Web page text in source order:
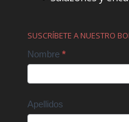
SUSCRÍBETE A NUESTRO
Contact
Nombre *
Apellidos